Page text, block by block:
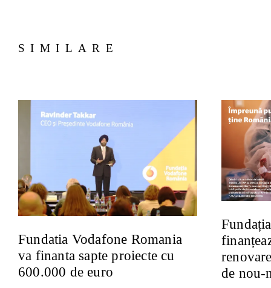
SIMILARE
Fundatia Vodafone Romania
va finanta sapte proiecte cu
600.000 de euro
de nou-